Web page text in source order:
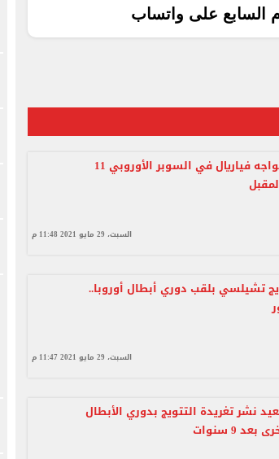
السابع على واتساب
تشيلسي يواجه فياريال في السوبر الأوروبي 11
السبت، 29 مايو 2021 11:48 م
تشيلسي بلقب دوري أبطال أوروبا..
السبت، 29 مايو 2021 11:47 م
نشر تغريدة التتويج بدوري الأبطال